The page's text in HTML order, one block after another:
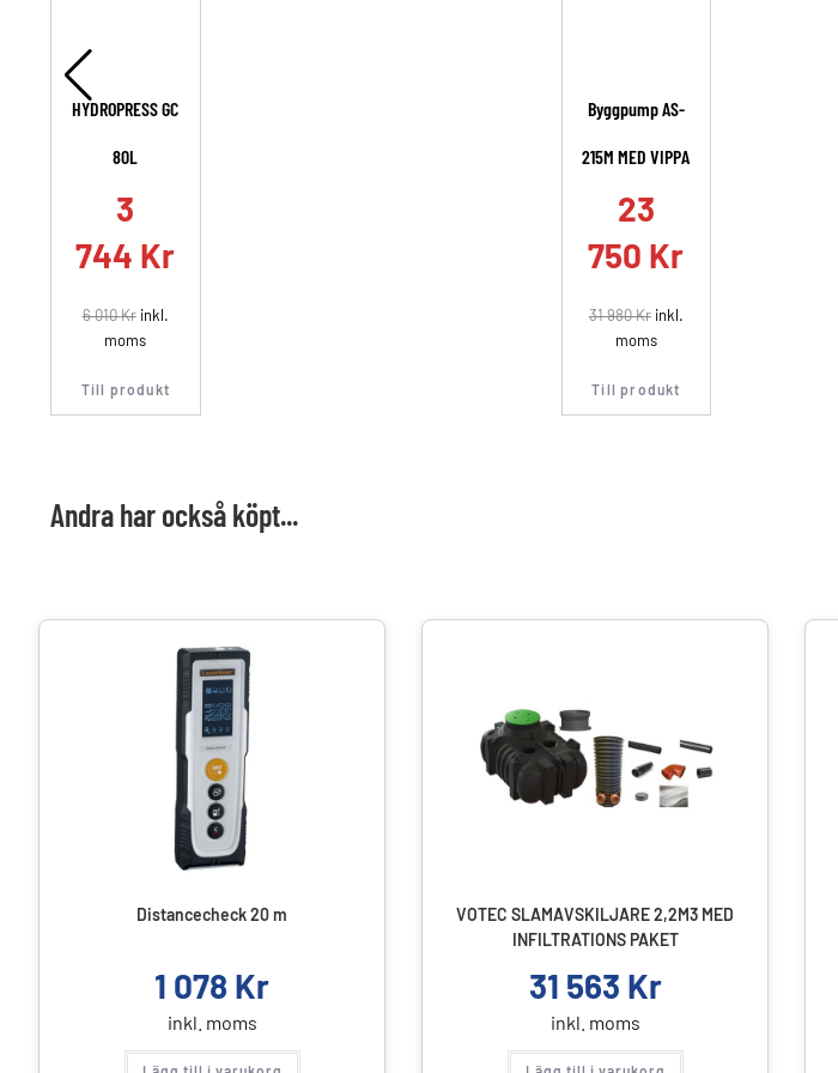
HYDROPRESS GC
80L
3
744 Kr
6 010Krinkl.
moms
Till produkt
Byggpump AS-
215M MED VIPPA
23
750 Kr
31 980Krinkl.
moms
Till produkt
Andra har också köpt...
Distancecheck 20 m
1 078 Kr
inkl. moms
VOTEC SLAMAVSKILJARE 2,2M3 MED
INFILTRATIONS PAKET
31 563 Kr
inkl. moms